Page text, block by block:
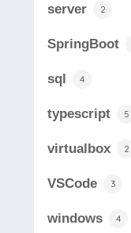
server 2
SpringBoot
sql 4
typescript 5
virtualbox 2
VSCode 3
windows 4